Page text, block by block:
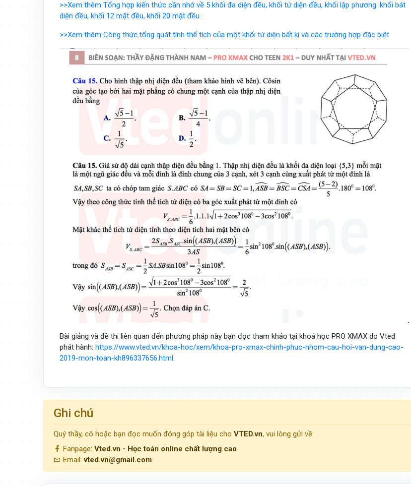
>>Xem thêm Tổng hợp kiến thức cần nhớ về 5 khối đa diện đều, khối tứ diện đều, khối lập phương. khối bát
diện đều, khối 12 mặt đều, khối 20 mặt đều
>>Xem thêm Công thức tổng quát tính thể tích của một khối tứ diện bất kì và các trường hợp đặc biệt
Bài giảng và đề thi liên quan đến phương pháp này bạn đọc tham khảo tại khoá học PRO XMAX do Vted
phát hành: https://www.vted.vn/khoa-hoc/xem/khoa-pro-xmax-chinh-phuc-nhom-cau-hoi-van-dung-cao-
2019-mon-toan-kh896337656.html
Ghi chú
Quý thầy, cô hoặc bạn đọc muốn đóng góp tài liệu cho VTED.vn, vui lòng gửi về:
Fanpage: Vted.vn - Học toán online chất lượng cao
Email:vted.vn@gmail.com